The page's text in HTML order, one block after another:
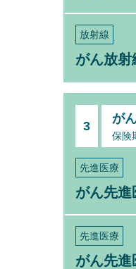
放射線
がん放射
3
が
保険
先進医療
がん先進
先進医療
がん先進